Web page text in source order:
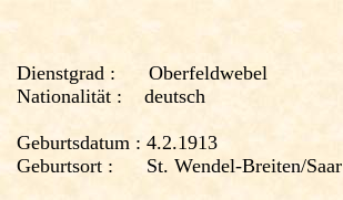
Dienstgrad :
Oberfeldwebel
Nationalität :
deutsch
Geburtsdatum : 4.2.1913
Geburtsort :
St. Wendel-Breiten/Saar